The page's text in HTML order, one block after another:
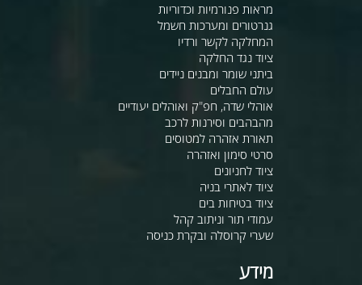
מראות פנורמיות וכדוריות
גנרטורים ומערכות חשמל
המחלקה לקשר ורדיו
ציוד נגד החלקה
ביתני שומר ומבנים ניידים
עולם החבלים
אוהלי שדה, חפ"ק ואוהלים יעודיים
מהבהבים וסירנות לרכב
תאורת אזהרה למטוסים
סרטי סימון ואזהרה
ציוד לחניונים
ציוד לאתרי בניה
ציוד בטיחות בים
עמודי תור וניתוב קהל
שערי קרוסלה ובקרת כניסה
מידע